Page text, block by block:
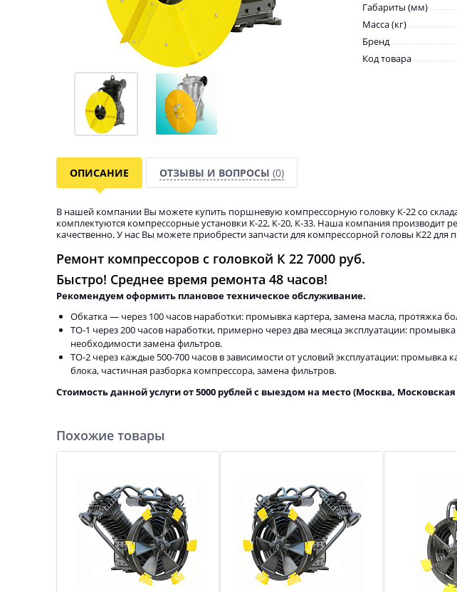
Габариты (мм)
Масса (кг)
Бренд
Код товара
ОПИСАНИЕ ОТЗЫВЫ И ВОПРОСЫ (0)
В нашей компании Вы можете купить поршневую компрессорную головку К-22 со
комплектуются компрессорные установки К-22, К-20, К-33. Наша компания производит
качественно. У нас Вы можете приобрести запчасти для компрессорной головы К22 для
Ремонт компрессоров с головкой К 22 7000 руб.
Быстро! Среднее время ремонта 48 часов!
Рекомендуем оформить плановое техническое обслуживание.
Обкатка — через 100 часов наработки: промывка картера, замена масла, протяжка
ТО-1 через 200 часов наработки, примерно через два месяца эксплуатации:
необходимости замена фильтров.
ТО-2 через каждые 500-700 часов в зависимости от условий эксплуатации:
блока, частичная разборка компрессора, замена фильтров.
Стоимость данной услуги от 5000 рублей с выездом на место (Москва, Московская
Похожие товары